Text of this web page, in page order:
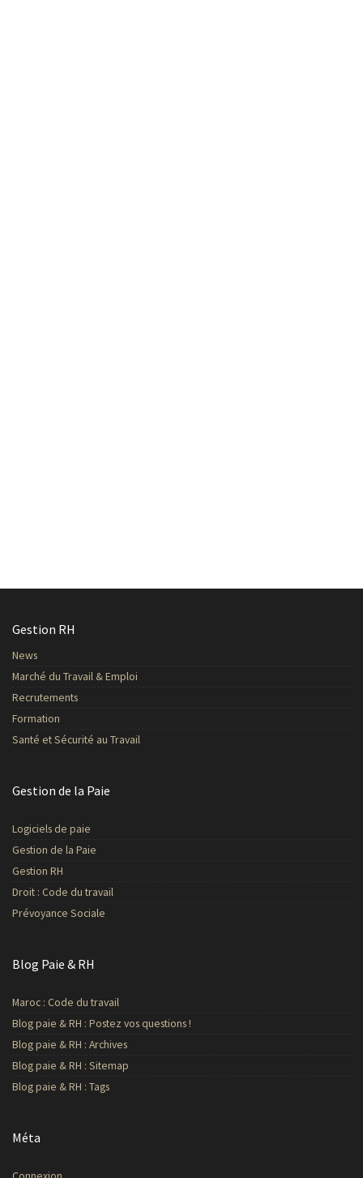
Gestion RH
News
Marché du Travail & Emploi
Recrutements
Formation
Santé et Sécurité au Travail
Gestion de la Paie
Logiciels de paie
Gestion de la Paie
Gestion RH
Droit : Code du travail
Prévoyance Sociale
Blog Paie & RH
Maroc : Code du travail
Blog paie & RH : Postez vos questions !
Blog paie & RH : Archives
Blog paie & RH : Sitemap
Blog paie & RH : Tags
Méta